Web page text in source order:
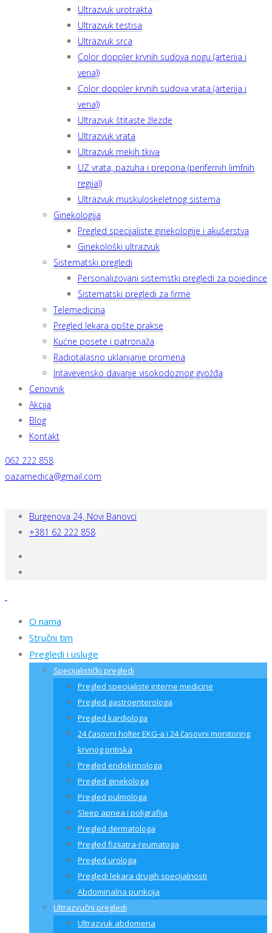
Ultrazvuk urotrakta
Ultrazvuk testisa
Ultrazvuk srca
Color doppler krvnih sudova nogu (arterija i
vena))
Color doppler krvnih sudova vrata (arterija i
vena))
Ultrazvuk štitaste žlezde
Ultrazvuk vrata
Ultrazvuk mekih tkiva
UZ vrata, pazuha i prepona (perifernih limfnih
regija))
Ultrazvuk muskuloskeletnog sistema
Ginekologija
Pregled specijaliste ginekologije i akušerstva
Ginekološki ultrazvuk
Sistematski pregledi
Personalizovani sistemstki pregledi za pojedince
Sistematski pregledi za firme
Telemedicina
Pregled lekara opšte prakse
Kućne posete i patronaža
Radiotalasno uklanjanje promena
Intavevensko davanje visokodoznog gvožđa
Cenovnik
Akcija
Blog
Kontakt
062 222 858
oazamedica@gmail.com
Burgenova 24, Novi Banovci
+381 62 222 858
O nama
Stručni tim
Pregledi i usluge
Specijalistički pregledi
Pregled specijaliste interne medicine
Pregled gastroenterologa
Pregled kardiologa
24 časovni holter EKG-a i 24 časovni monitoring
krvnog pritiska
Pregled endokrinologa
Pregled ginekologa
Pregled pulmologa
Sleep apnea i poligrafija
Pregled dermatologa
Pregled fizijatra-reumatoga
Pregled urologa
Pregledi lekara drugih specijalnosti
Abdominalna punkcija
Ultrazvučni pregledi
Ultrazvuk abdomena